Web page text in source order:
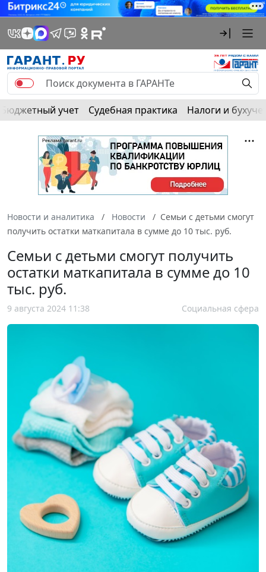
Бюджетный учет Судебная практика Налоги и
Новости и аналитика Новости
Семьи с детьми смогут
получить остатки маткапитала в сумме до 10 тыс. руб.
Семьи с детьми смогут получить
остатки маткапитала в сумме до 10
тыс. руб.
9 августа 2024 11:38 Социальная сфера